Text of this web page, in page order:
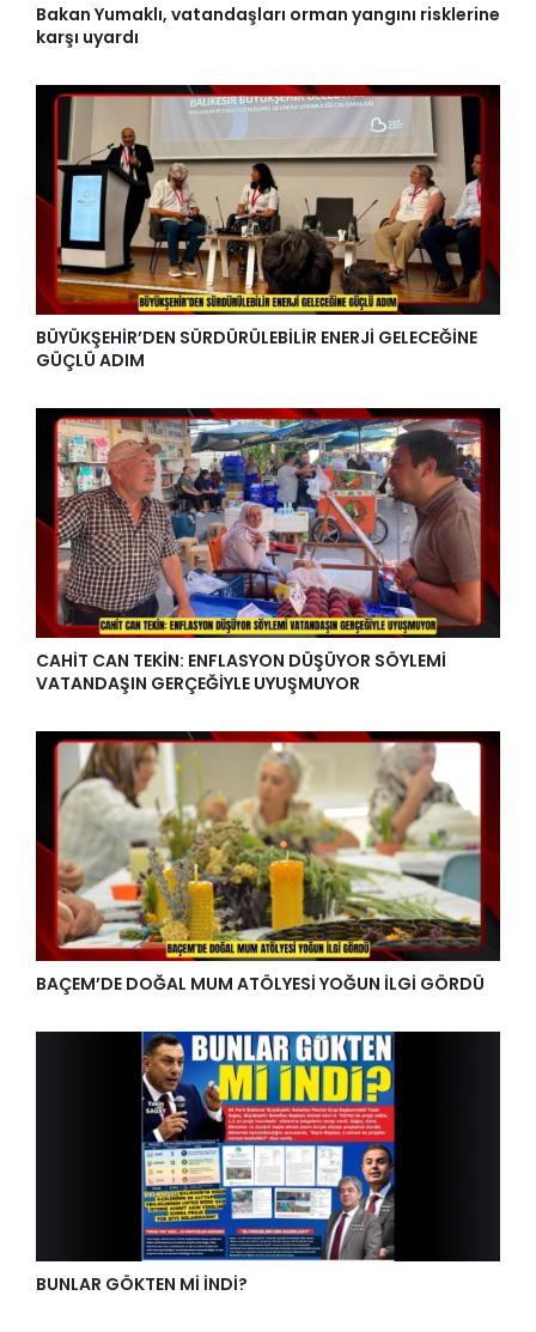
Bakan Yumaklı, vatandaşları orman yangını risklerine
karşı uyardı
BÜYÜKŞEHİR’DEN SÜRDÜRÜLEBİLİR ENERJİ GELECEĞİNE
GÜÇLÜ ADIM
CAHİT CAN TEKİN: ENFLASYON DÜŞÜYOR SÖYLEMİ
VATANDAŞIN GERÇEĞİYLE UYUŞMUYOR
BAÇEM’DE DOĞAL MUM ATÖLYESİ YOĞUN İLGİ GÖRDÜ
BUNLAR GÖKTEN Mİ İNDİ?